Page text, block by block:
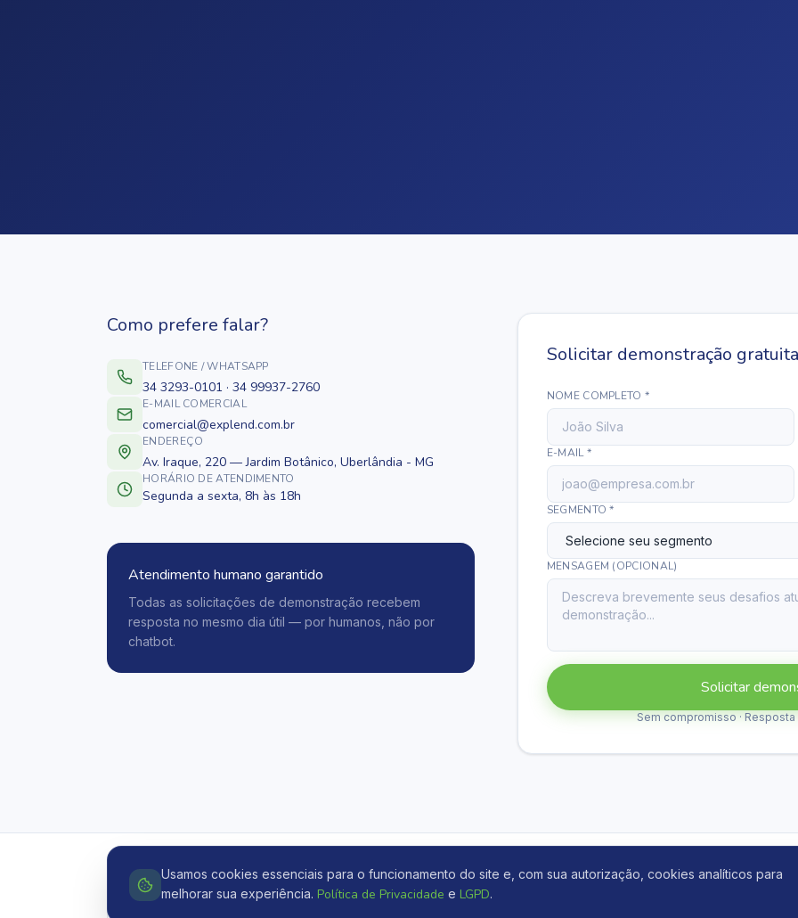
Como prefere falar?
TELEFONE / WHATSAPP
34 3293-0101 · 34 99937-2760
E-MAIL COMERCIAL
comercial@explend.com.br
ENDEREÇO
Av. Iraque, 220 — Jardim Botânico, Uberlândia - MG
HORÁRIO DE ATENDIMENTO
Segunda a sexta, 8h às 18h
Atendimento humano garantido
Todas as solicitações de demonstração recebem
resposta no mesmo dia útil — por humanos, não por
chatbot.
Solicitar demonstração gratuita
NOME COMPLETO *
E-MAIL *
SEGMENTO *
MENSAGEM (OPCIONAL)
Solicitar
Sem compromisso ·
Já é cliente Explend?
Usamos cookies essenciais para o funcionamento do site e, com sua autorização, cookies analíticos para
melhorar sua experiência. Política de Privacidade e LGPD.